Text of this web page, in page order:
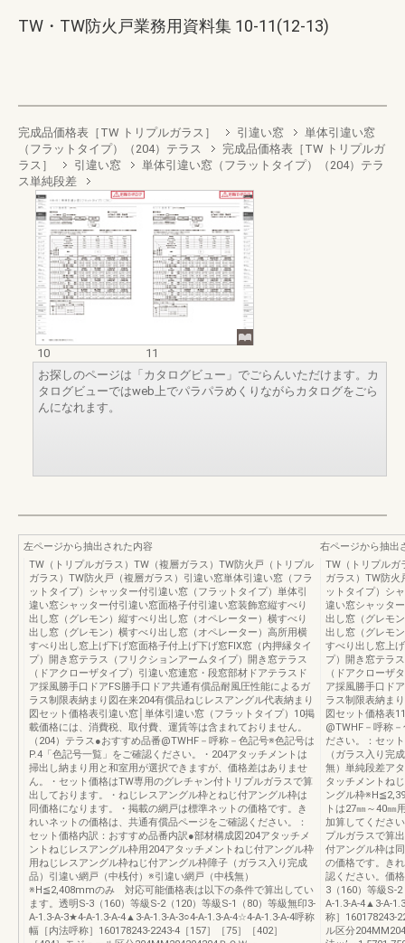
TW・TW防火戸業務用資料集 10-11(12-13)
完成品価格表［TW トリプルガラス］ 引違い窓
単体引違い窓
（フラットタイプ）（204）テラス
完成品価格表［TW トリプルガ
ラス］
引違い窓
単体引違い窓（フラットタイプ）（204）テラ
ス単純段差
10
11
お探しのページは「カタログビュー」でごらんいただけます。カ
タログビューではweb上でパラパラめくりながらカタログをごら
んになれます。
左ページから抽出された内容
TW（トリプルガラス）TW（複層ガラス）TW防火戸（トリプル
ガラス）TW防火戸（複層ガラス）引違い窓単体引違い窓（フラ
ットタイプ）シャッター付引違い窓（フラットタイプ）単体引
違い窓シャッター付引違い窓面格子付引違い窓装飾窓縦すべり
出し窓（グレモン）縦すべり出し窓（オペレーター）横すべり
出し窓（グレモン）横すべり出し窓（オペレーター）高所用横
すべり出し窓上げ下げ窓面格子付上げ下げ窓FIX窓（内押縁タイ
プ）開き窓テラス（フリクションアームタイプ）開き窓テラス
（ドアクローザタイプ）引違い窓連窓・段窓部材ドアテラスド
ア採風勝手口ドアFS勝手口ドア共通有償品耐風圧性能によるガ
ラス制限表納まり図在来204有償品ねじレスアングル代表納まり
図セット価格表引違い窓│単体引違い窓（フラットタイプ）10掲
載価格には、消費税、取付費、運賃等は含まれておりません。
（204）テラス●おすすめ品番@TWHF－呼称－色記号※色記号は
P.4「色記号一覧」をご確認ください。・204アタッチメントは
掃出し納まり用と和室用が選択できますが、価格差はありませ
ん。・セット価格はTW専用のグレチャン付トリプルガラスで算
出しております。・ねじレスアングル枠とねじ付アングル枠は
同価格になります。・掲載の網戸は標準ネットの価格です。き
れいネットの価格は、共通有償品ページをご確認ください。：
セット価格内訳：おすすめ品番内訳●部材構成図204アタッチメ
ントねじレスアングル枠用204アタッチメントねじ付アングル枠
用ねじレスアングル枠ねじ付アングル枠障子（ガラス入り完成
品）引違い網戸（中桟付）※引違い網戸（中桟無）
※H≦2,408mmのみ 対応可能価格表は以下の条件で算出してい
ます。透明S-3（160）等級S-2（120）等級S-1（80）等級無印3-
A-1.3-A-3★4-A-1.3-A-4▲3-A-1.3-A-3○4-A-1.3-A-4☆4-A-1.3-A-4呼称
幅［内法呼称］160178243-2243-4［157］［75］［402］
右ページから抽出
TW（トリプルガ
ガラス）TW防火
ットタイプ）シ
違い窓シャッタ
出し窓（グレモ
出し窓（グレモ
すべり出し窓上
プ）開き窓テラ
（ドアクローザ
ア採風勝手口ド
ラス制限表納ま
図セット価格表
@TWHF－呼称
ださい。：セッ
（ガラス入り完
無）単純段差ア
タッチメントね
ングル枠
トは27㎜～40㎜
加算してくださ
プルガラスで算
付アングル枠は
の価格です。き
認ください。価
3（160）等級S-
A-1.3-A-4▲3-A-
称］160178243-
ル区分